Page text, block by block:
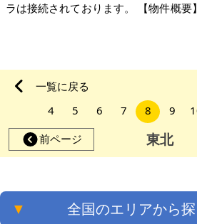
ラは接続されております。 【物件概要】※土地のみ 場所：宮城
県名取市名取が丘 土地：770.41㎡ 建
一覧に戻る
4
5 6 7 8 9
前ページ
東北
▼ 全国のエリアから